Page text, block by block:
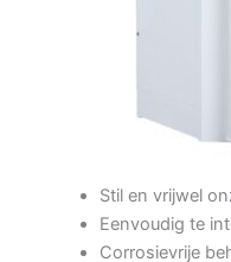
Stil en vrijwel
Eenvoudig te
Corrosievrije